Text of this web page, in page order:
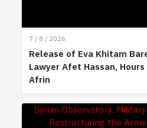
7 / 8 / 2026
Release of Eva Khitam
Lawyer Afet Hassan,
Afrin